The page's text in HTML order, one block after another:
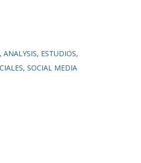
ANALYSIS ESTUDIOS
SOCIAL MEDIA